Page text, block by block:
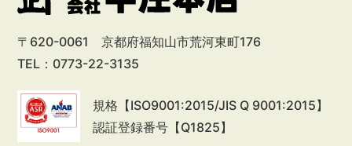
〒620-0061 京都府福知山市荒河東町176
TEL：0773-22-3135
規格【ISO9001:2015/JIS Q 9001:2015】
認証登録番号【Q1825】